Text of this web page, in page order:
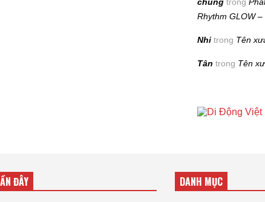
Rhythm GLOW
Nhi trong Tên
Tân trong Tên
ĐÂY DANH MỤC